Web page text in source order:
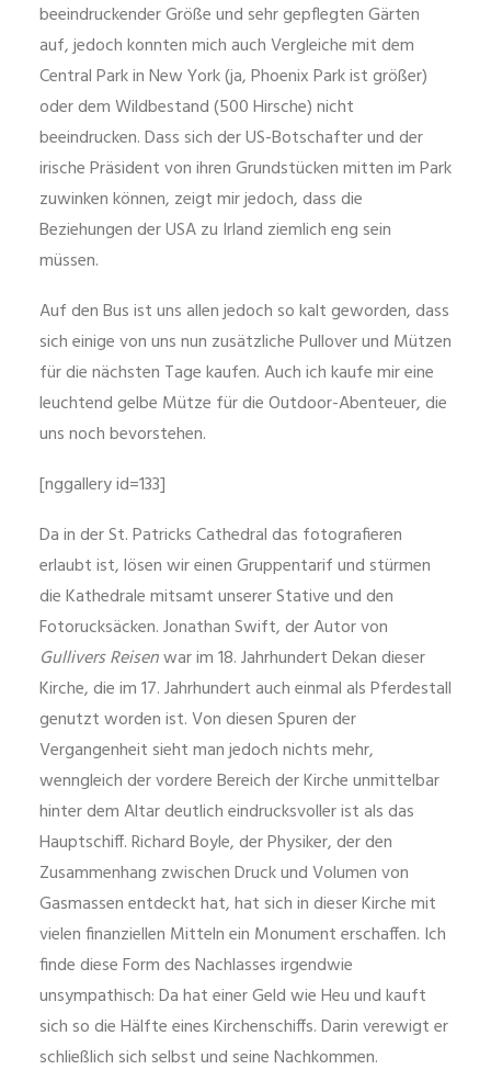
beeindruckender Größe und sehr gepflegten Gärten
auf, jedoch konnten mich auch Vergleiche mit dem
Central Park in New York (ja, Phoenix Park ist größer)
oder dem Wildbestand (500 Hirsche) nicht
beeindrucken. Dass sich der US-Botschafter und der
irische Präsident von ihren Grundstücken mitten im Park
zuwinken können, zeigt mir jedoch, dass die
Beziehungen der USA zu Irland ziemlich eng sein
müssen.
Auf den Bus ist uns allen jedoch so kalt geworden, dass
sich einige von uns nun zusätzliche Pullover und Mützen
für die nächsten Tage kaufen. Auch ich kaufe mir eine
leuchtend gelbe Mütze für die Outdoor-Abenteuer, die
uns noch bevorstehen.
[nggallery id=133]
Da in der St. Patricks Cathedral das fotografieren
erlaubt ist, lösen wir einen Gruppentarif und stürmen
die Kathedrale mitsamt unserer Stative und den
Fotorucksäcken. Jonathan Swift, der Autor von
Gullivers Reisenwar im 18. Jahrhundert Dekan dieser
Kirche, die im 17. Jahrhundert auch einmal als Pferdestall
genutzt worden ist. Von diesen Spuren der
Vergangenheit sieht man jedoch nichts mehr,
wenngleich der vordere Bereich der Kirche unmittelbar
hinter dem Altar deutlich eindrucksvoller ist als das
Hauptschiff. Richard Boyle, der Physiker, der den
Zusammenhang zwischen Druck und Volumen von
Gasmassen entdeckt hat, hat sich in dieser Kirche mit
vielen finanziellen Mitteln ein Monument erschaffen. Ich
finde diese Form des Nachlasses irgendwie
unsympathisch: Da hat einer Geld wie Heu und kauft
sich so die Hälfte eines Kirchenschiffs. Darin verewigt er
schließlich sich selbst und seine Nachkommen.